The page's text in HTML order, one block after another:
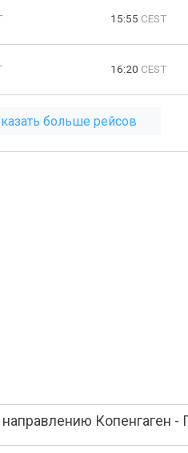
15:55 CEST
16:20 CEST
больше рейсов
Копенгаген -